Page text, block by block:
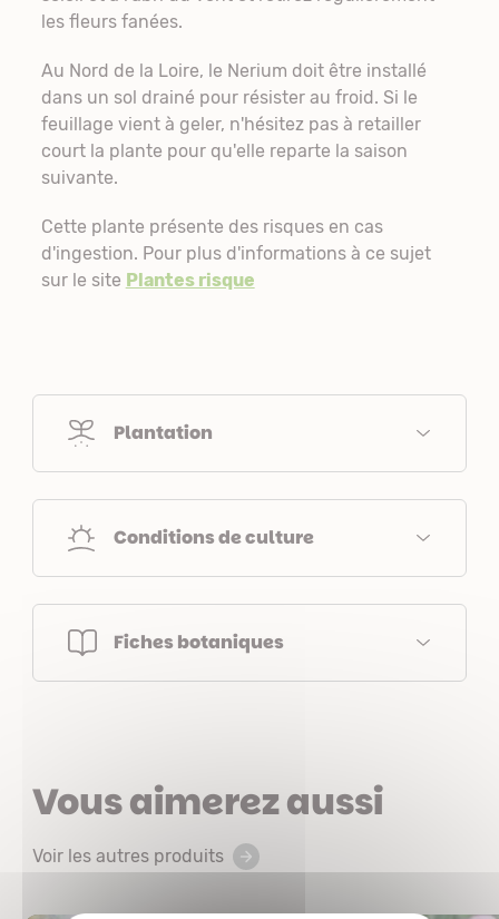
les fleurs fanées.
Au Nord de la Loire, le Nerium doit être installé
dans un sol drainé pour résister au froid. Si le
feuillage vient à geler, n'hésitez pas à retailler
court la plante pour qu'elle reparte la saison
suivante.
Cette plante présente des risques en cas
d'ingestion. Pour plus d'informations à ce sujet
sur le site Plantes risque
Plantation
Conditions de culture
Fiches botaniques
Vous aimerez aussi
Voir les autres produits